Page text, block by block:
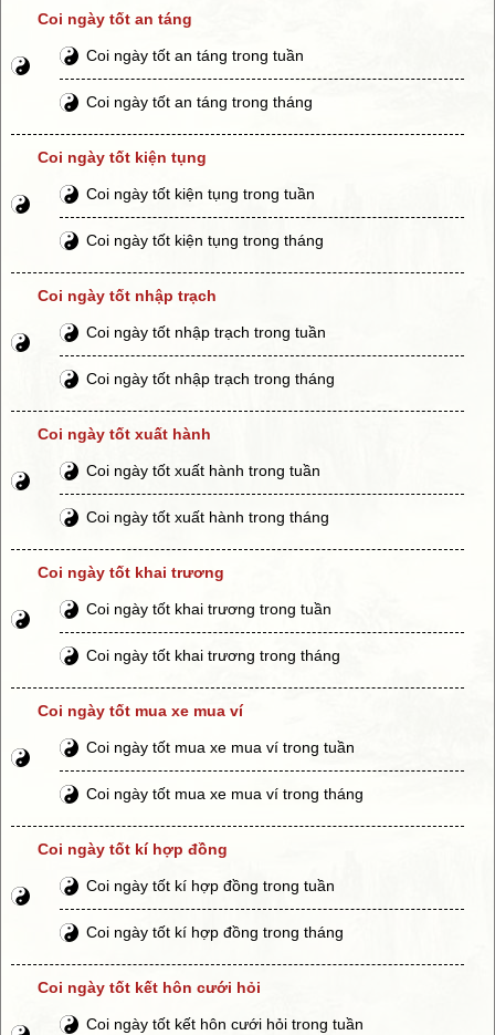
Coi ngày tốt an táng
Coi ngày tốt an táng trong tuần
Coi ngày tốt an táng trong tháng
Coi ngày tốt kiện tụng
Coi ngày tốt kiện tụng trong tuần
Coi ngày tốt kiện tụng trong tháng
Coi ngày tốt nhập trạch
Coi ngày tốt nhập trạch trong tuần
Coi ngày tốt nhập trạch trong tháng
Coi ngày tốt xuất hành
Coi ngày tốt xuất hành trong tuần
Coi ngày tốt xuất hành trong tháng
Coi ngày tốt khai trương
Coi ngày tốt khai trương trong tuần
Coi ngày tốt khai trương trong tháng
Coi ngày tốt mua xe mua ví
Coi ngày tốt mua xe mua ví trong tuần
Coi ngày tốt mua xe mua ví trong tháng
Coi ngày tốt kí hợp đồng
Coi ngày tốt kí hợp đồng trong tuần
Coi ngày tốt kí hợp đồng trong tháng
Coi ngày tốt kết hôn cưới hỏi
Coi ngày tốt kết hôn cưới hỏi trong tuần